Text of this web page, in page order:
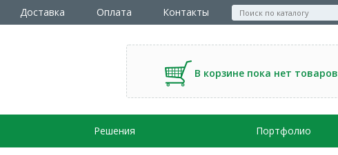
Доставка Оплата Контакты
В корзине пока нет товаров
Решения Портфолио